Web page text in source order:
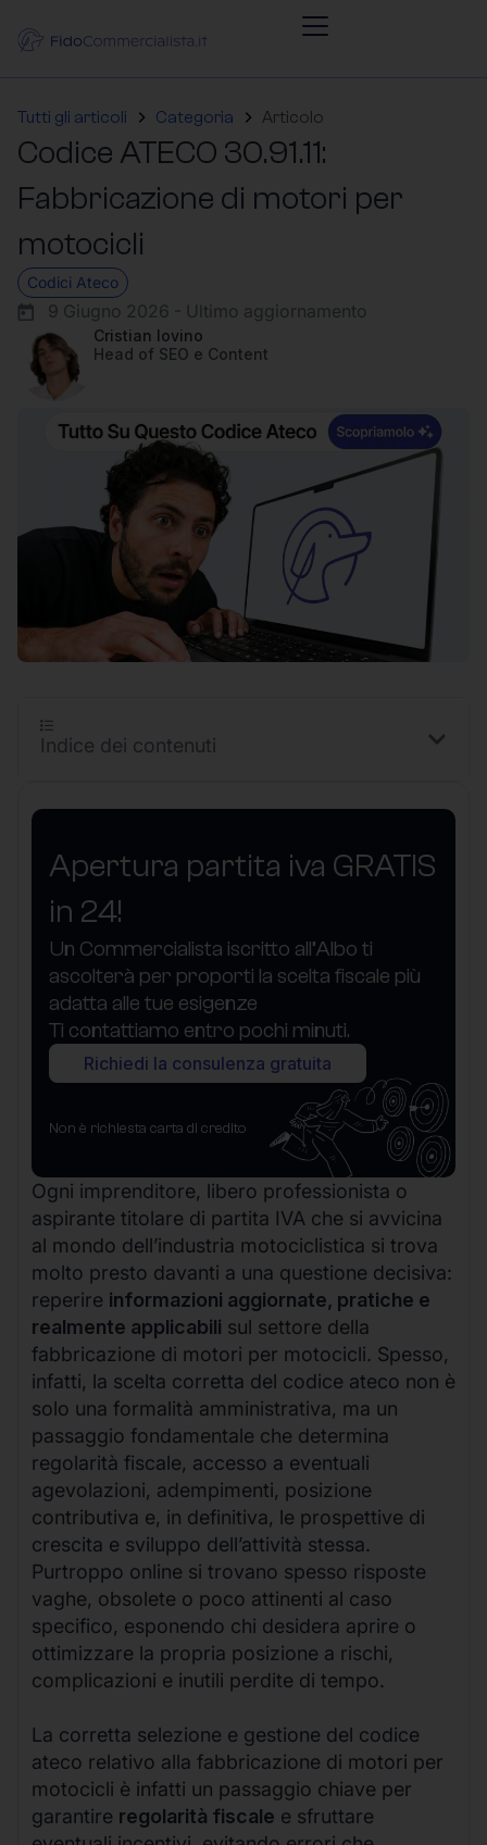
Tutti gli articoli Categoria Articolo
Codice ATECO 30.91.11:
Fabbricazione di motori per
motocicli
Codici Ateco
9 Giugno 2026 - Ultimo aggiornamento
Cristian Iovino
Head of SEO e Content
Apertura partita iva GRATIS
in 24!
Un Commercialista iscritto all’Albo ti
ascolterà per proporti la scelta fiscale più
adatta alle tue esigenze
Ti contattiamo entro pochi minuti.
Richiedi la consulenza gratuita
Non è richiesta carta di credito
Ogni imprenditore, libero professionista o
aspirante titolare di partita IVA che si avvicina
al mondo dell’industria motociclistica si trova
molto presto davanti a una questione decisiva:
reperire informazioni aggiornate, pratiche e
realmente applicabili sul settore della
fabbricazione di motori per motocicli. Spesso,
infatti, la scelta corretta del codice ateco non è
solo una formalità amministrativa, ma un
passaggio fondamentale che determina
regolarità fiscale, accesso a eventuali
agevolazioni, adempimenti, posizione
contributiva e, in definitiva, le prospettive di
crescita e sviluppo dell’attività stessa.
Purtroppo online si trovano spesso risposte
vaghe, obsolete o poco attinenti al caso
specifico, esponendo chi desidera aprire o
ottimizzare la propria posizione a rischi,
complicazioni e inutili perdite di tempo.
La corretta selezione e gestione del codice
ateco relativo alla fabbricazione di motori per
motocicli è infatti un passaggio chiave per
garantire regolarità fiscale e sfruttare
Indice dei contenuti